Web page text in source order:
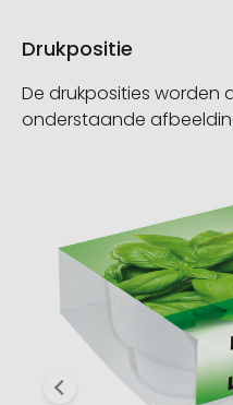
Drukpositie
De drukposities worden
onderstaande